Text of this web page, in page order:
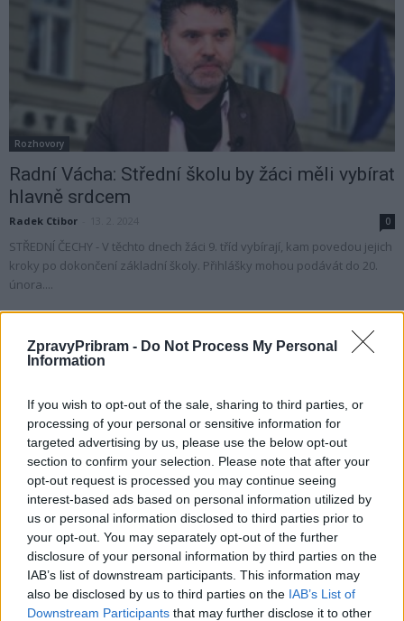
ZpravyPribram - Do Not Process My Personal
Information
If you wish to opt-out of the sale, sharing to third parties, or
processing of your personal or sensitive information for
targeted advertising by us, please use the below opt-out
section to confirm your selection. Please note that after your
opt-out request is processed you may continue seeing
interest-based ads based on personal information utilized by
us or personal information disclosed to third parties prior to
your opt-out. You may separately opt-out of the further
disclosure of your personal information by third parties on the
IAB’s list of downstream participants. This information may
also be disclosed by us to third parties on the IAB’s List of
Downstream Participants that may further disclose it to other
Rozhovory
Radní Vácha: Střední školu by žáci měli vybírat
hlavně srdcem
Radek Ctibor 0
STŘEDNÍ ČECHY - V těchto dnech žáci 9. tříd vybírají, kam povedou jejich
kroky po dokončení základní školy. Přihlášky mohou podávát do 20.
února....
Zpravodajství
Kraj pošle do škol a školských zařízení téměř
8 milionů korun. Nejvíce...
redakce 25. 8. 2023
STŘEDNÍ ČECHY/PŘÍBRAMSKO - Do škol a školských zařízení míří další